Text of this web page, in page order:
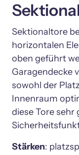
Sektionaltore
horizontalen
oben geführt
Garagendecke
sowohl der
Innenraum
diese Tore
Stärken: